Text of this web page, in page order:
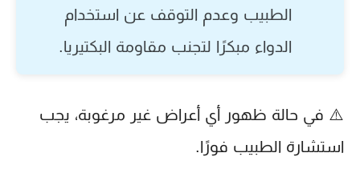
الطبيب وعدم التوقف عن استخدام
الدواء مبكرًا لتجنب مقاومة البكتيريا.
⚠️ في حالة ظهور أي أعراض غير مرغوبة، يجب
استشارة الطبيب فورًا.